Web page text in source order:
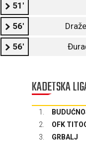
51'
56'
56'
KADETSKA
1.
2.
OFK
3.
GRBALJ